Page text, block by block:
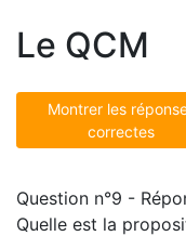
Le QCM
Montrer les
correctes
Question n°9 -
Quelle est la